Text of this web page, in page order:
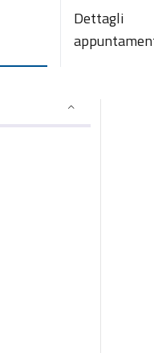
Dettagli